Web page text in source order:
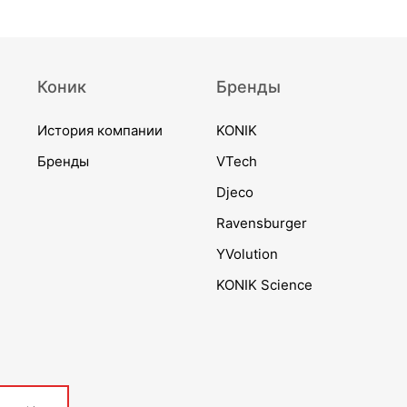
Коник
История компании
Бренды
Бренды
KONIK
VTech
Djeco
Ravensburger
YVolution
KONIK Science